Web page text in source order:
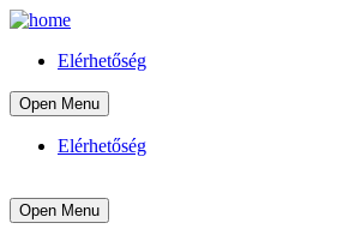
Elérhetőség
Open Menu
Elérhetőség
Open Menu